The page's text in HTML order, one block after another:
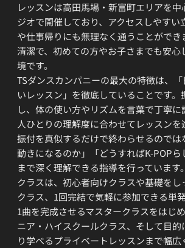
レッスンは高田馬場・新富町エリアを中
ジオで開催しており、アクセスしやすい
や仕事帰りにも無理なく通うことができ
清潔で、初めての方やお子さまでも安心
境です。
TSダンスカンパニーの最大の特徴は、
いレッスン」を徹底していることです
し、体の使い方やリズムを言葉で丁寧
人ひとりの理解度に合わせてレッスンを
振付を真似するだけで終わらせるのでは
動きになるのか」「どうすればK-POPら
まで深く理解できる指導を行っています。
クラスは、初心者向けクラスや基礎を
クラス、1回完結で気軽に参加できる単
1曲を完成させるマスタークラスをはじ
ニア・ハイスクールクラス、そして目的
り学べるプライベートレッスンまで幅広